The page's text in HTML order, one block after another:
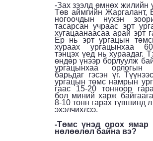
-Зах зээлд өмнөх жилийн
Төв аймгийн Жаргалант,
ногоочдын нүхэн
тасарсан учраас эрт
хугацаанаасаа арай эрт
Ер нь эрт ургацын
хураах ургацынхаа
тэнцэх үед нь хураадаг.
өндөр үнээр борлуулж
ургацынхаа орлогын
барьдаг гэсэн үг.
ургацын төмс намрын
гаас 15-20 тонноор
бол миний харж
8-10 тонн гарах түвшинд
эхэлчихлээ.
-Төмс үнэд орох ямар
нөлөөлөл байна вэ?